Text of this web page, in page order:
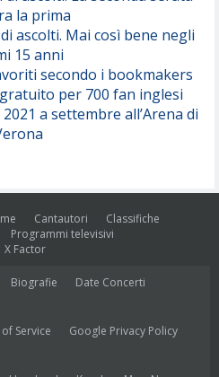
la prima
ascolti. Mai così bene negli
15 anni
secondo i bookmakers
per 700 fan inglesi
a settembre all’Arena di
Cantautori
Classifiche
Programmi televisivi
X Factor
Biografie
Date Concerti
Service
Google Privacy Policy